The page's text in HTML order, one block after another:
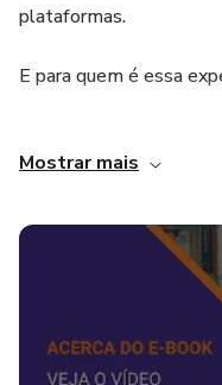
plataformas.
E para quem é essa
presença profissional
Para você que está no
Para você que pensa
digital.
Mostrar mais